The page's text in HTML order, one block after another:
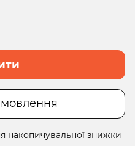
накопичувальної знижки